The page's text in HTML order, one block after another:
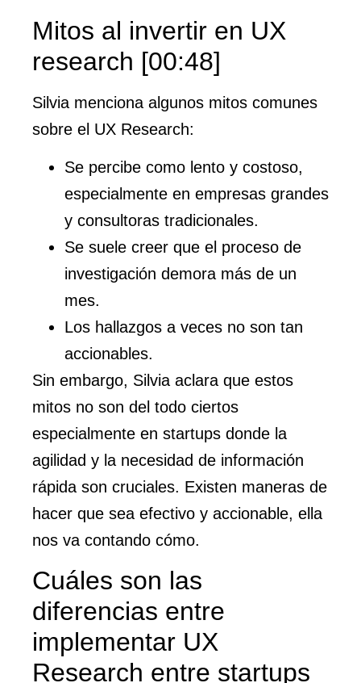
Mitos al invertir en UX
research [00:48]
Silvia menciona algunos mitos comunes
sobre el UX Research:
Se percibe como lento y costoso,
especialmente en empresas grandes
y consultoras tradicionales.
Se suele creer que el proceso de
investigación demora más de un
mes.
Los hallazgos a veces no son tan
accionables.
Sin embargo, Silvia aclara que estos
mitos no son del todo ciertos
especialmente en startups donde la
agilidad y la necesidad de información
rápida son cruciales. Existen maneras de
hacer que sea efectivo y accionable, ella
nos va contando cómo.
Cuáles son las
diferencias entre
implementar UX
Research entre startups